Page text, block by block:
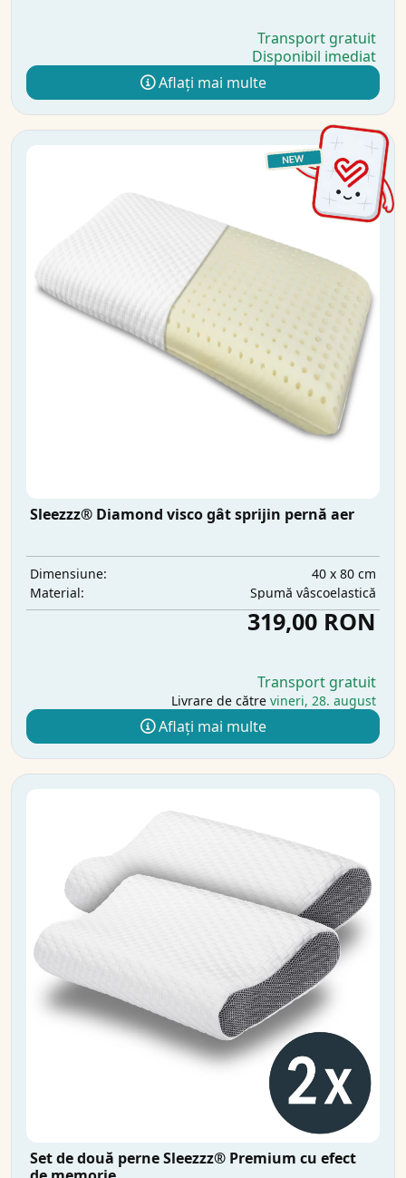
Transport gratuit
Disponibil imediat
Aflați mai multe
Sleezzz® Diamond visco gât sprijin pernă aer
Dimensiune:
40 x 80 cm
Material:
Spumă vâscoelastică
319,00 RON
Transport gratuit
Livrare de către vineri, 28. august
Aflați mai multe
Set de două perne Sleezzz® Premium cu efect